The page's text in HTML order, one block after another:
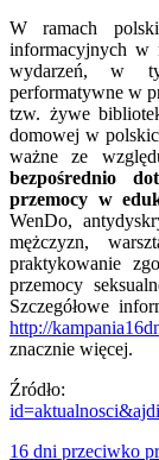
W ramach
informacyjnych w
wydarzeń, w
performatywne w
tzw. żywe
domowej w
ważne ze
bezpośrednio
przemocy w
WenDo,
mężczyzn,
praktykowanie
przemocy
Szczegółowe
http://
znacznie więcej.
16 dni przeciwko